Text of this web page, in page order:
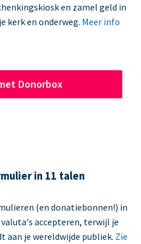
en zamel geld in
kerk en onderweg. Meer info
Donorbox
in 11 talen
(en donatiebonnen!) in
accepteren, terwijl je
je wereldwijde publiek. Zie